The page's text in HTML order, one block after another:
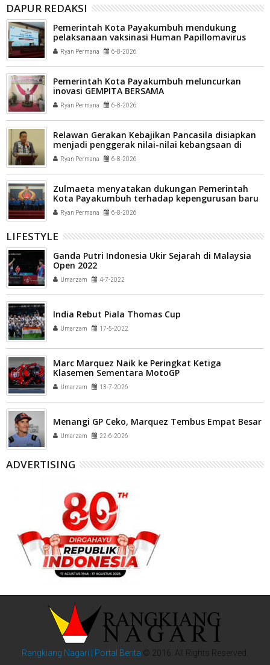
DAPUR REDAKSI
Pemerintah Kota Payakumbuh mendukung
pelaksanaan vaksinasi Human Papillomavirus
(HPV) bagi aparatur sipil negara (ASN) dan
masyarakat
Ryan Permana 6-8-2026
Pemerintah Kota Payakumbuh meluncurkan
inovasi GEMPITA BERSAMA
Ryan Permana 6-8-2026
Relawan Gerakan Kebajikan Pancasila disiapkan
menjadi penggerak nilai-nilai kebangsaan di
tengah masyarakat Kota Payakumbuh
Ryan Permana 6-8-2026
Zulmaeta menyatakan dukungan Pemerintah
Kota Payakumbuh terhadap kepengurusan baru
Komite Olahraga Nasional Indonesia (KONI) Kota
Payakumbuh
Ryan Permana 6-8-2026
LIFESTYLE
Ganda Putri Indonesia Ukir Sejarah di Malaysia
Open 2022
Umarzam 4-7-2022
India Rebut Piala Thomas Cup
Umarzam 17-5-2022
Marc Marquez Naik ke Peringkat Ketiga
Klasemen Sementara MotoGP
Umarzam 13-7-2026
Menangi GP Ceko, Marquez Tembus Empat Besar
Umarzam 22-6-2026
ADVERTISING
Rangkiang Nagari | Portal Berita © 2016. All Rights Reserved.